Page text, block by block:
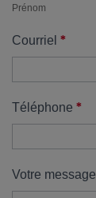
propriétaire
UNE
DÉCISION
!
de
démarrage
:
Prénom
Courriel *
Téléphone *
Votre message